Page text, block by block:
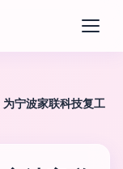
宁波家联科技复工